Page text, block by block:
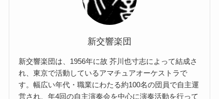
新交響楽団
新交響楽団は、1956年に故 芥川也寸志によって結成さ
れ、東京で活動しているアマチュアオーケストラで
す。幅広い年代・職業にわたる約100名の団員で自主運
営され、年4回の自主演奏会を中心に演奏活動を行って